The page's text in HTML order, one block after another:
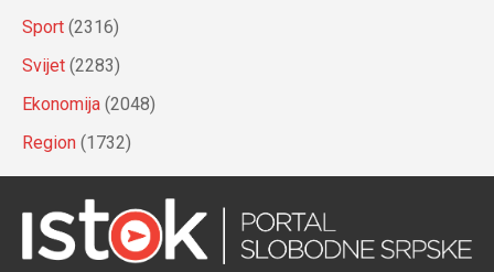
Sport (2316)
Svijet (2283)
Ekonomija (2048)
Region (1732)